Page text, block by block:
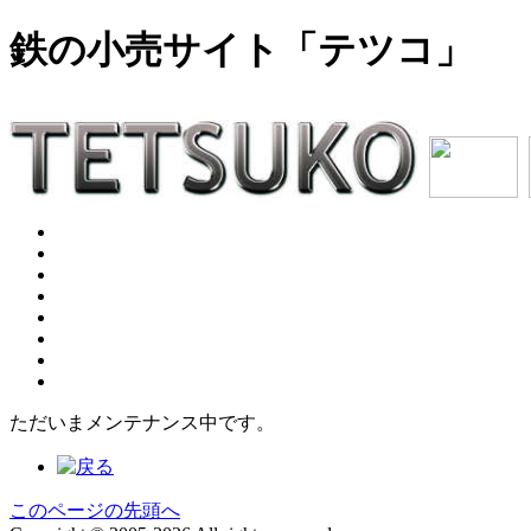
鉄の小売サイト「テツコ」
ただいまメンテナンス中です。
このページの先頭へ